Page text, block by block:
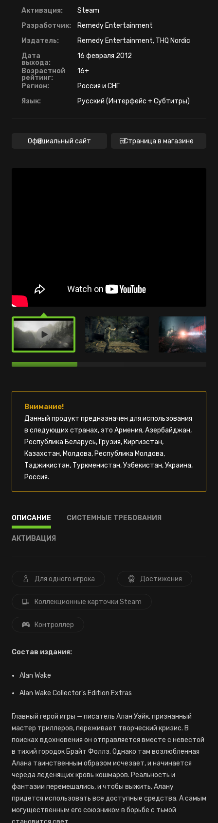
Активация:
Steam
Разработчик:
Remedy Entertainment
Издатель:
Remedy Entertainment, THQ Nordic
Дата
выхода:
16 февраля 2012
Возрастной
рейтинг:
16+
Регион:
Россия и СНГ
Язык:
Русский (Интерфейс + Субтитры)
Официальный сайт Страница в магазине
Внимание!
Данный продукт предназначен для использования
в следующих странах, это Армения, Азербайджан,
Республика Беларусь, Грузия, Киргизстан,
Казахстан, Молдова, Республика Молдова,
Таджикистан, Туркменистан, Узбекистан, Украина,
Россия.
ОПИСАНИЕ СИСТЕМНЫЕ ТРЕБОВАНИЯ
АКТИВАЦИЯ
Для одного игрока Достижения
Коллекционные карточки Steam
Контроллер
Состав издания:
Alan Wake
Alan Wake Collector's Edition Extras
Главный герой игры — писатель Алан Уэйк, признанный
мастер триллеров, переживает творческий кризис. В
поисках вдохновения он отправляется вместе с невестой
в тихий городок Брайт Фоллз. Однако там возлюбленная
Алана таинственным образом исчезает, и начинается
череда леденящих кровь кошмаров. Реальность и
фантазии перемешались, и чтобы выжить, Алану
придется использовать все доступные средства. А самым
могущественным его союзником в борьбе с тьмой